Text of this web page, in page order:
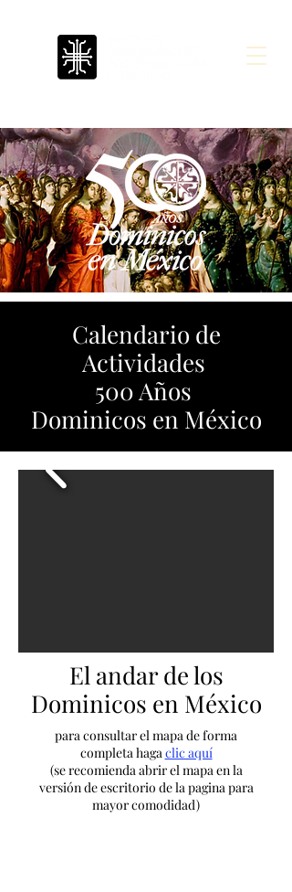
Calendario de
Actividades
500 Años
Dominicos en México
El andar de los
Dominicos en México
para consultar el mapa de forma
completa hagaclic aquí
(se recomienda abrir el mapa en la
versión de escritorio de la pagina para
mayor comodidad)